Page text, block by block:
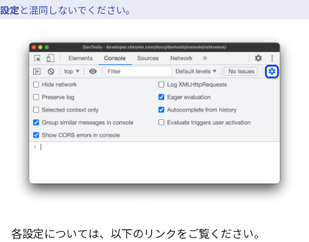
設定と混同しないでください。
各設定については、以下のリンクをご覧ください。